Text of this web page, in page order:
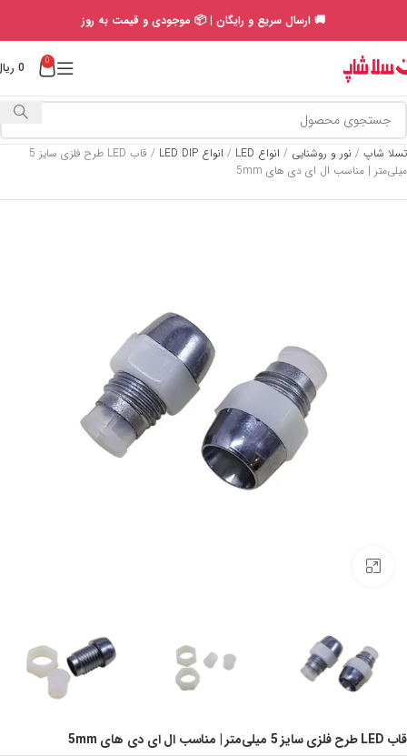
🚚 ارسال سریع و رایگان | 📦 موجودی و قیمت به روز
0
0
تسلا شاپ / نور و روشنایی / انواع LED / انواع LED DIP /
قاب LED طرح فلزی سایز 5
میلی‌متر | مناسب ال ای دی های 5mm
قاب LED طرح فلزی سایز 5 میلی‌متر | مناسب ال ای دی های 5mm